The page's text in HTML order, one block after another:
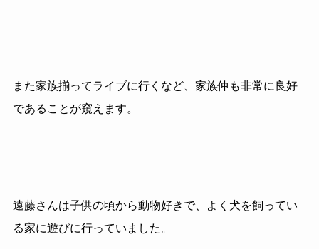
また家族揃ってライブに行くなど、家族仲も非常に良好
であることが窺えます。
遠藤さんは子供の頃から動物好きで、よく犬を飼ってい
る家に遊びに行っていました。